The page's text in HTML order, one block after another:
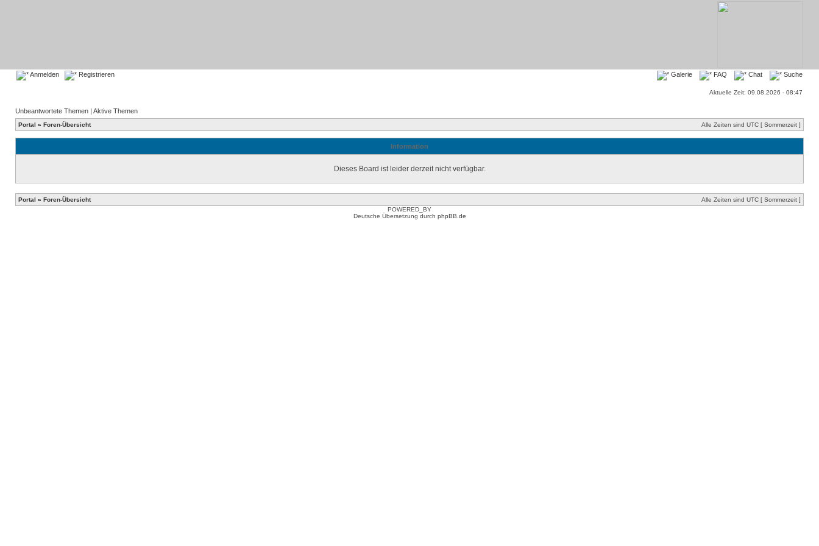
Anmelden Registrieren Galerie FAQ Chat Suche
Aktuelle Zeit: 09.08.2026 - 08:47
Unbeantwortete Themen | Aktive Themen
Portal » Foren-Übersicht Alle Zeiten sind UTC [ Sommerzeit ]
Information
Dieses Board ist leider derzeit nicht verfügbar.
Portal » Foren-Übersicht
Alle Zeiten sind UTC [ Sommerzeit ]
POWERED_BY
Deutsche Übersetzung durch phpBB.de